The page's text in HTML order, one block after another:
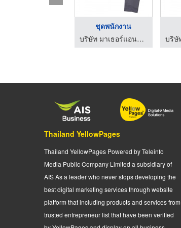
ชุดพนักงาน
บริษัท มาเธอร์แอนด์เซ็น จำกัด
Thailand YellowPages
Thailand YellowPages Powered by Teleinfo
Media Public Company Limited a subsidiary of
AIS As a leader who never stops developing the
best digital marketing services through website
platform that including products and services from
trusted entrepreneur list that have been verified